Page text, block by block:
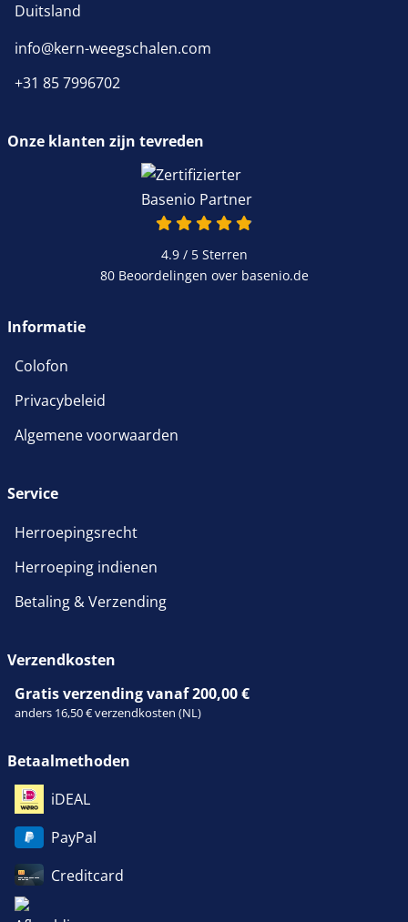
Duitsland
info@kern-weegschalen.com
+31 85 7996702
Onze klanten zijn tevreden
4.9 / 5Sterren
80 Beoordelingen over basenio.de
Informatie
Colofon
Privacybeleid
Algemene voorwaarden
Service
Herroepingsrecht
Herroeping indienen
Betaling & Verzending
Verzendkosten
Gratis verzending vanaf 200,00 €
anders 16,50 € verzendkosten (NL)
Betaalmethoden
iDEAL
PayPal
Creditcard